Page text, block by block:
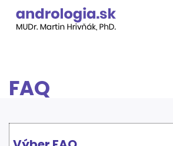
content
FAQ